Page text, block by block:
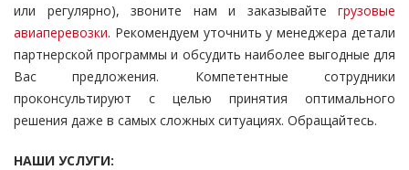
или регулярно), звоните нам и заказывайте грузовые
авиаперевозки. Рекомендуем уточнить у менеджера детали
партнерской программы и обсудить наиболее выгодные для
Вас предложения. Компетентные сотрудники
проконсультируют с целью принятия оптимального
решения даже в самых сложных ситуациях. Обращайтесь.
НАШИ УСЛУГИ: